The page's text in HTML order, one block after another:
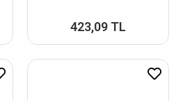
423,09 TL